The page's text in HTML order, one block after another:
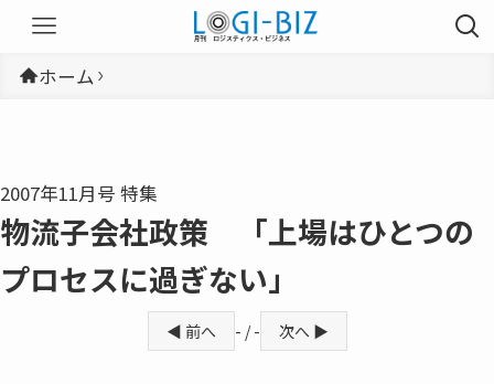
ホーム
2007年11月号 特集
物流子会社政策 「上場はひとつの
プロセスに過ぎない」
◀ 前へ - / - 次へ ▶